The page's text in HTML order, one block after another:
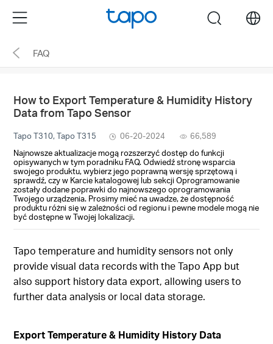
the
navigation
Menu search
FAQ
How to Export Temperature & Humidity History
Data from Tapo Sensor
Tapo T310, Tapo T315 06-20-2024
66,589
Najnowsze aktualizacje mogą rozszerzyć dostęp do funkcji
opisywanych w tym poradniku FAQ. Odwiedź stronę wsparcia
swojego produktu, wybierz jego poprawną wersję sprzętową i
sprawdź, czy w Karcie katalogowej lub sekcji Oprogramowanie
zostały dodane poprawki do najnowszego oprogramowania
Twojego urządzenia. Prosimy mieć na uwadze, że dostępność
produktu różni się w zależności od regionu i pewne modele mogą nie
być dostępne w Twojej lokalizacji.
Tapo temperature and humidity sensors not only
provide visual data records with the Tapo App but
also support history data export, allowing users to
further data analysis or local data storage.
Export Temperature & Humidity History Data